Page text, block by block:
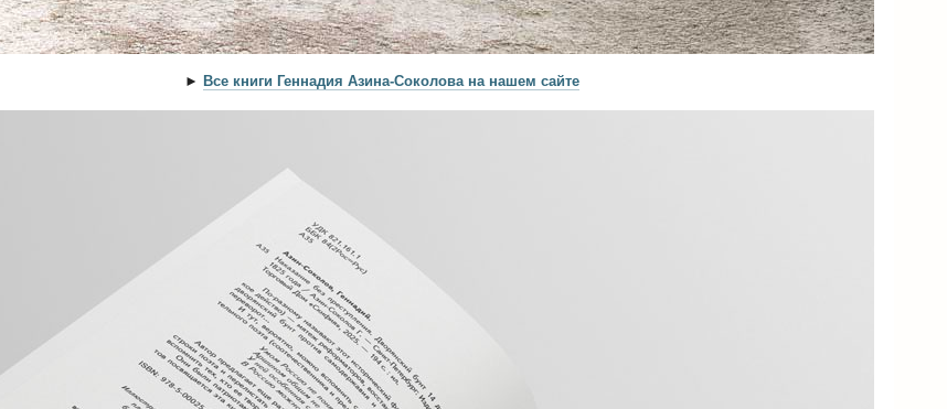
► Все книги Геннадия Азина-Соколова на нашем сайте